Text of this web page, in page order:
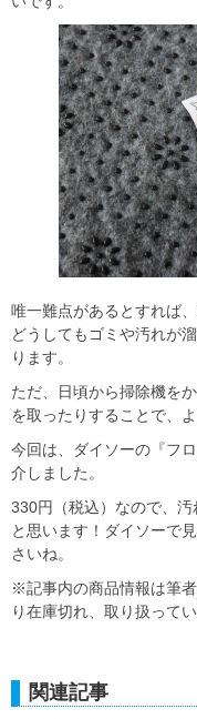
唯一難点があるとすれば
どうしてもゴミや汚れが
ります。
ただ、日頃から掃除機を
を取ったりすることで、
今回は、ダイソーの『フ
介しました。
330円（税込）なので、
と思います！ダイソーで
さいね。
※記事内の商品情報は筆
り在庫切れ、取り扱って
関連記事